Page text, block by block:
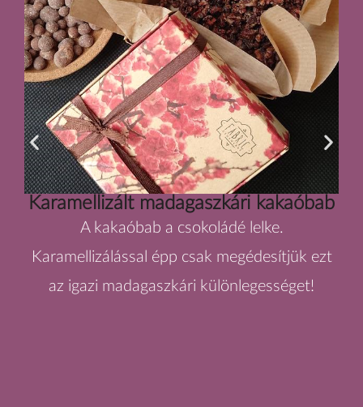
Karamellizált madagaszkári kakaóbab
A kakaóbab a csokoládé lelke.
Karamellizálással épp csak megédesítjük ezt
az igazi madagaszkári különlegességet!